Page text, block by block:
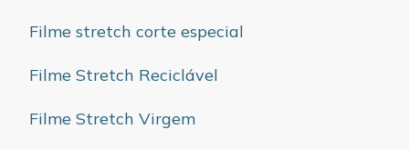
Filme stretch corte especial
Filme Stretch Reciclável
Filme Stretch Virgem